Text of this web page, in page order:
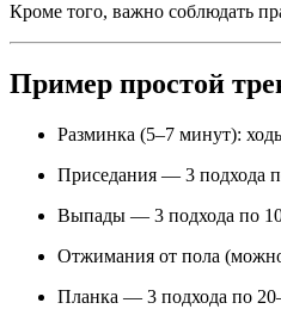
Кроме того, важно соблюдать
Пример простой
Разминка (5–7 минут):
Приседания — 3 подхода
Выпады — 3 подхода по
Отжимания от пола
Планка — 3 подхода по